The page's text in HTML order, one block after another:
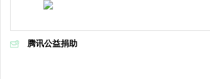
腾讯公益捐助